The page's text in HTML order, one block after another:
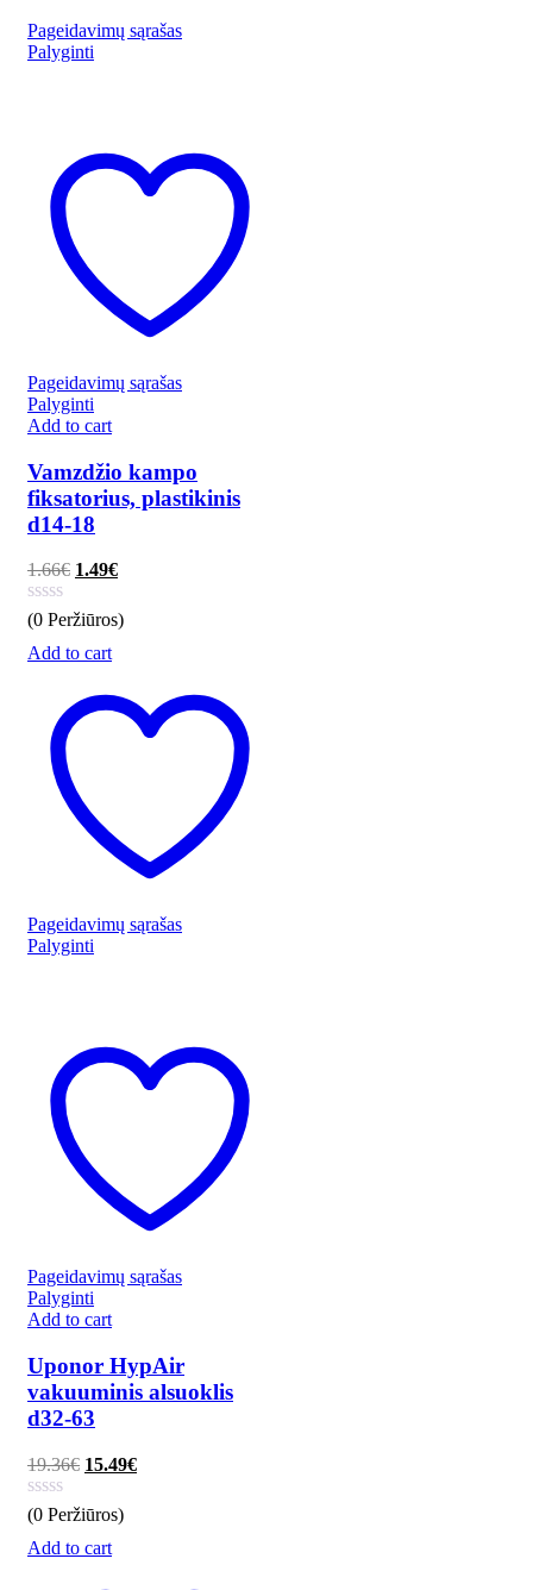
Pageidavimų sąrašas
Palyginti
Pageidavimų sąrašas
Palyginti
Add to cart
Vamzdžio kampo
fiksatorius, plastikinis
d14-18
1.66€ 1.49€
(0 Peržiūros)
Add to cart
Pageidavimų sąrašas
Palyginti
Pageidavimų sąrašas
Palyginti
Add to cart
Uponor HypAir
vakuuminis alsuoklis
d32-63
19.36€ 15.49€
(0 Peržiūros)
Add to cart